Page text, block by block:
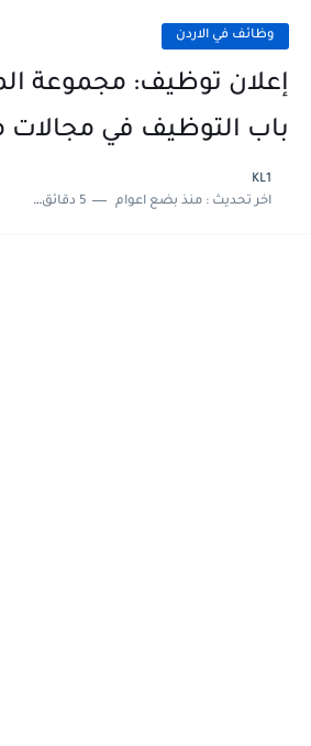
وظائف في الاردن
إعلان توظيف: مجموعة
باب التوظيف في مجالات
KL1
اخر تحديث :منذ بضع اعوام 5 دقائق للقراءة